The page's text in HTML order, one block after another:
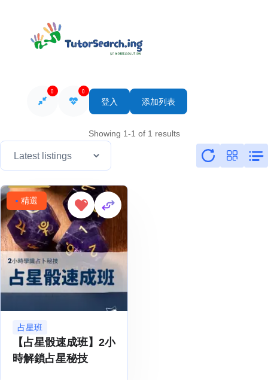
0 0
登入 添加列表
Showing 1-1 of 1 results
精選
占星班
【占星骰速成班】2小
時解鎖占星秘技